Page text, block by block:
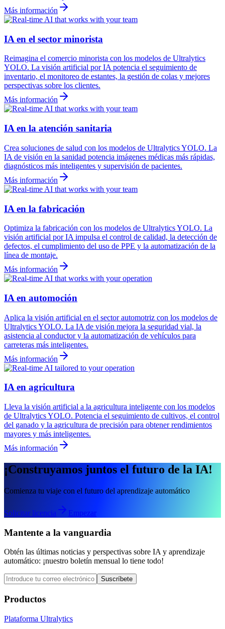
Más información
IA en el sector minorista
Reimagina el comercio minorista con los modelos de Ultralytics
YOLO. La visión artificial por IA potencia el seguimiento de
inventario, el monitoreo de estantes, la gestión de colas y mejores
perspectivas sobre los clientes.
Más información
IA en la atención sanitaria
Crea soluciones de salud con los modelos de Ultralytics YOLO. La
IA de visión en la sanidad potencia imágenes médicas más rápidas,
diagnósticos más inteligentes y supervisión de pacientes.
Más información
IA en la fabricación
Optimiza la fabricación con los modelos de Ultralytics YOLO. La
visión artificial por IA impulsa el control de calidad, la detección de
defectos, el cumplimiento del uso de PPE y la automatización de la
línea de montaje.
Más información
IA en automoción
Aplica la visión artificial en el sector automotriz con los modelos de
Ultralytics YOLO. La IA de visión mejora la seguridad vial, la
asistencia al conductor y la automatización de vehículos para
carreteras más inteligentes.
Más información
IA en agricultura
Lleva la visión artificial a la agricultura inteligente con los modelos
de Ultralytics YOLO. Potencia el seguimiento de cultivos, el control
del ganado y la agricultura de precisión para obtener rendimientos
mayores y más inteligentes.
Más información
¡Construyamos juntos el futuro de la IA!
Comienza tu viaje con el futuro del aprendizaje automático
Solicitar licencia Empezar
Mantente a la vanguardia
Obtén las últimas noticias y perspectivas sobre IA y aprendizaje
automático: ¡nuestro boletín mensual lo tiene todo!
Suscríbete
Productos
Plataforma Ultralytics